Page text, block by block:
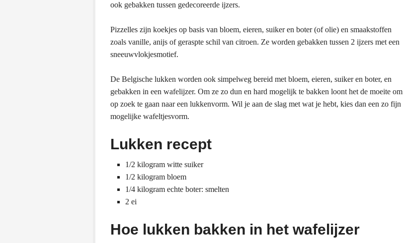
ook gebakken tussen gedecoreerde ijzers.
Pizzelles zijn koekjes op basis van bloem, eieren, suiker en boter (of olie) en smaakstoffen
zoals vanille, anijs of geraspte schil van citroen. Ze worden gebakken tussen 2 ijzers met een
sneeuwvlokjesmotief.
De Belgische lukken worden ook simpelweg bereid met bloem, eieren, suiker en boter, en
gebakken in een wafelijzer. Om ze zo dun en hard mogelijk te bakken loont het de moeite om
op zoek te gaan naar een lukkenvorm. Wil je aan de slag met wat je hebt, kies dan een zo fijn
mogelijke wafeltjesvorm.
Lukken recept
1/2 kilogram witte suiker
1/2 kilogram bloem
1/4 kilogram echte boter: smelten
2 ei
Hoe lukken bakken in het wafelijzer